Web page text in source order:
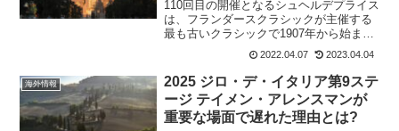
110回目の開催となるシュヘルデプライス
は、フランダースクラシックが主催する
最も古いクラシックで1907年から始まっ
ている。比較すると、ロンド・ファン・
フラーンデレンは1913年、ヘント〜ウェ
ヴェルヘムは1934年から開催。その他の
フランダ...
2022.04.07 2023.04.04
海外情報
2025 ジロ・デ・イタリア第9ステ
ージ テイメン・アレンスマンが
重要な場面で遅れた理由とは?